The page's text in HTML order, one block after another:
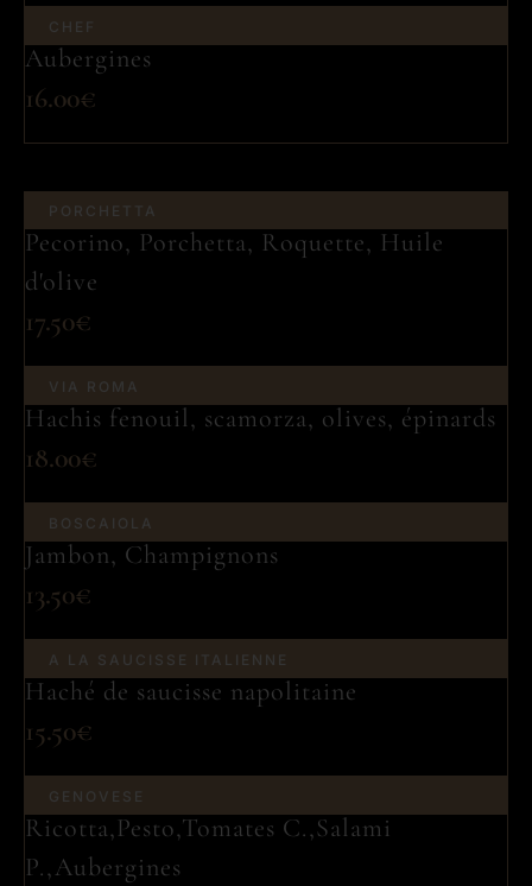
CHEF
Aubergines
16.00€
PORCHETTA
Pecorino, Porchetta, Roquette, Huile
d'olive
17.50€
VIA ROMA
Hachis fenouil, scamorza, olives, épinards
18.00€
BOSCAIOLA
Jambon, Champignons
13.50€
A LA SAUCISSE ITALIENNE
Haché de saucisse napolitaine
15.50€
GENOVESE
Ricotta,Pesto,Tomates C.,Salami
P.,Aubergines